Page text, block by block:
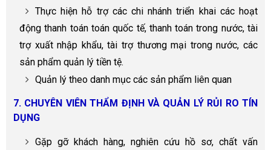
Thực hiện hỗ trợ các chi nhánh triển khai các hoạt
động thanh toán toán quốc tế, thanh toán trong nước, tài
trợ xuất nhập khẩu, tài trợ thương mại trong nước, các
sản phẩm quản lý tiền tệ.
Quản lý theo danh mục các sản phẩm liên quan
7. CHUYÊN VIÊN THẨM ĐỊNH VÀ QUẢN LÝ RỦI RO TÍN
DỤNG
Gặp gỡ khách hàng, nghiên cứu hồ sơ, chất vấn